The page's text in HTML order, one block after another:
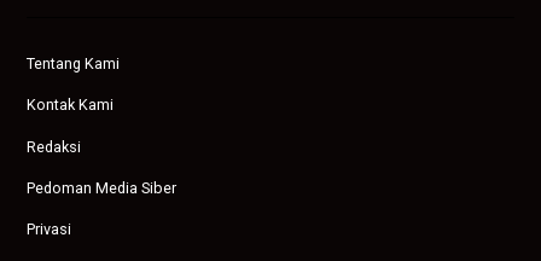
Tentang Kami
Kontak Kami
Redaksi
Pedoman Media Siber
Privasi